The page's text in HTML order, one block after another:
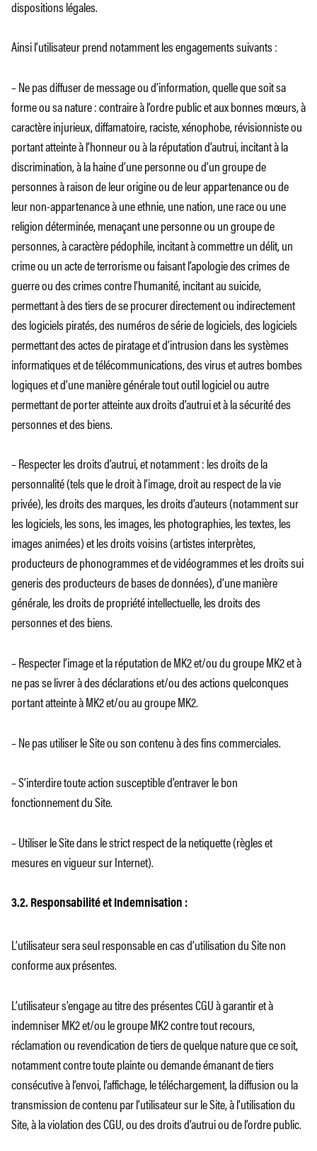
dispositions légales.
Ainsi l’utilisateur prend notamment les engagements suivants :
– Ne pas diffuser de message ou d’information, quelle que soit sa
forme ou sa nature : contraire à l’ordre public et aux bonnes mœurs, à
caractère injurieux, diffamatoire, raciste, xénophobe, révisionniste ou
portant atteinte à l’honneur ou à la réputation d’autrui, incitant à la
discrimination, à la haine d’une personne ou d’un groupe de
personnes à raison de leur origine ou de leur appartenance ou de
leur non-appartenance à une ethnie, une nation, une race ou une
religion déterminée, menaçant une personne ou un groupe de
personnes, à caractère pédophile, incitant à commettre un délit, un
crime ou un acte de terrorisme ou faisant l’apologie des crimes de
guerre ou des crimes contre l’humanité, incitant au suicide,
permettant à des tiers de se procurer directement ou indirectement
des logiciels piratés, des numéros de série de logiciels, des logiciels
permettant des actes de piratage et d’intrusion dans les systèmes
informatiques et de télécommunications, des virus et autres bombes
logiques et d’une manière générale tout outil logiciel ou autre
permettant de porter atteinte aux droits d’autrui et à la sécurité des
personnes et des biens.
– Respecter les droits d’autrui, et notamment : les droits de la
personnalité (tels que le droit à l’image, droit au respect de la vie
privée), les droits des marques, les droits d’auteurs (notamment sur
les logiciels, les sons, les images, les photographies, les textes, les
images animées) et les droits voisins (artistes interprètes,
producteurs de phonogrammes et de vidéogrammes et les droits sui
generis des producteurs de bases de données), d’une manière
générale, les droits de propriété intellectuelle, les droits des
personnes et des biens.
– Respecter l’image et la réputation de MK2 et/ou du groupe MK2 et à
ne pas se livrer à des déclarations et/ou des actions quelconques
portant atteinte à MK2 et/ou au groupe MK2.
– Ne pas utiliser le Site ou son contenu à des fins commerciales.
– S’interdire toute action susceptible d’entraver le bon
fonctionnement du Site.
– Utiliser le Site dans le strict respect de la netiquette (règles et
mesures en vigueur sur Internet).
3.2. Responsabilité et Indemnisation :
L’utilisateur sera seul responsable en cas d’utilisation du Site non
conforme aux présentes.
L’utilisateur s’engage au titre des présentes CGU à garantir et à
indemniser MK2 et/ou le groupe MK2 contre tout recours,
réclamation ou revendication de tiers de quelque nature que ce soit,
notamment contre toute plainte ou demande émanant de tiers
consécutive à l’envoi, l’affichage, le téléchargement, la diffusion ou la
transmission de contenu par l’utilisateur sur le Site, à l’utilisation du
Site, à la violation des CGU, ou des droits d’autrui ou de l’ordre public.